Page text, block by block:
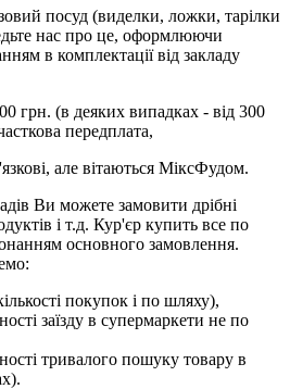
посуд (виделки, ложки, тарілки
нас про це, оформлюючи
в комплектації від закладу
грн. (в деяких випадках - від 300
передплата,
але вітаються МіксФудом.
Ви можете замовити дрібні
і т.д. Кур'єр купить все по
основного замовлення.
покупок і по шляху),
заїзду в супермаркети не по
тривалого пошуку товару в